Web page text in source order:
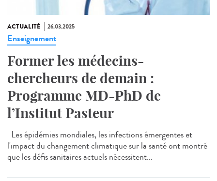
ACTUALITÉ 26.03.2025
Enseignement
Former les médecins-
chercheurs de demain :
Programme MD-PhD de
l’Institut Pasteur
Les épidémies mondiales, les infections émergentes et
l'impact du changement climatique sur la santé ont montré
que les défis sanitaires actuels nécessitent...